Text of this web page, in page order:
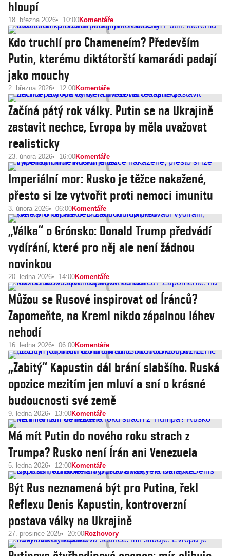
hloupí
18. března 2026 10:00Komentáře
Kdo truchlí pro Chameneím? Především
Putin, kterému diktátorští kamarádi padají
jako mouchy
2. března 2026 12:00Komentáře
Začíná pátý rok války. Putin se na Ukrajině
zastavit nechce, Evropa by měla uvažovat
realisticky
23. února 2026 16:00Komentáře
Imperiální mor: Rusko je těžce nakažené,
přesto si lze vytvořit proti nemoci imunitu
3. února 2026 06:00Komentáře
„Válka“ o Grónsko: Donald Trump předvádí
vydírání, které pro něj ale není žádnou
novinkou
20. ledna 2026 14:00Komentáře
Můžou se Rusové inspirovat od Íránců?
Zapomeňte, na Kreml nikdo zápalnou láhev
nehodí
16. ledna 2026 06:00Komentáře
„Zabitý“ Kapustin dál brání slabšího. Ruská
opozice mezitím jen mluví a sní o krásné
budoucnosti své země
9. ledna 2026 13:00Komentáře
Má mít Putin do nového roku strach z
Trumpa? Rusko není Írán ani Venezuela
5. ledna 2026 12:00Komentáře
Být Rus neznamená být pro Putina, řekl
Reflexu Denis Kapustin, kontroverzní
postava války na Ukrajině
27. prosince 2025 20:00Rozhovory